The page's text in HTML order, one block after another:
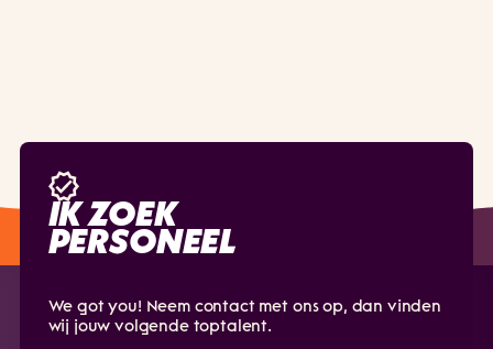
IK ZOEK
PERSONEEL
We got you! Neem contact met ons op, dan vinden
wij jouw volgende toptalent.